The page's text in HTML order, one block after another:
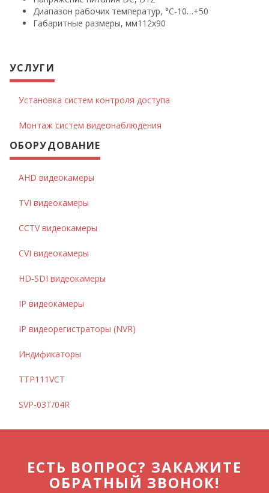
Диапазон рабочих температур, °С-10…+50
Габаритные размеры, мм112х90
УСЛУГИ
Установка систем контроля доступа
Монтаж систем видеонаблюдения
ОБОРУДОВАНИЕ
AHD видеокамеры
TVI видеокамеры
CCTV видеокамеры
CVI видеокамеры
HD-SDI видеокамеры
IP видеокамеры
IP видеорегистраторы (NVR)
Индификаторы
TTP111VCT
SVP-03T/04R
ЕСТЬ ВОПРОС? ЗАКАЖИТЕ
ОБРАТНЫЙ ЗВОНОК!